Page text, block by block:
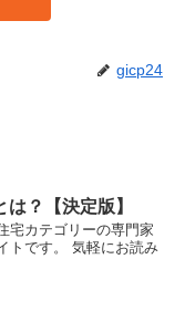
gicp24
？【決定版】
宅カテゴリーの専門家
トです。 気軽にお読み